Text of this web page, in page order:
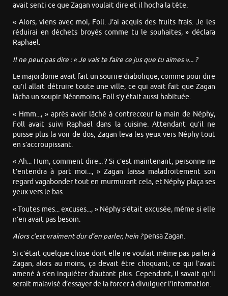
avait senti ce que Zagan voulait dire et il hocha la tête.
« Alors, viens avec moi, Foll. J’ai acquis des fruits frais. Je les
réduirai en déchets broyés comme tu le souhaites, » déclara
Raphaël.
Il ne peut pas dire : « Je vais te faire ce jus que tu aimes »... ?
Le majordome avait fait un sourire diabolique, comme pour dire
qu’il allait détruire toute une ville, ce qui avait fait que Zagan
lâcha un soupir. Néanmoins, Foll s’y était aussi habituée.
« Hmm..., » après avoir lâché à contrecœur la main de Néphy,
Foll avait suivi Raphaël dans la cuisine. Attendant qu’il ne
puisse plus la voir de dos, Zagan leva les yeux vers Néphy tout
en s’accroupissant.
« Ah... Hum, comment dire... ? Si c’est maintenant, personne ne
t’entendra à part moi..., » Zagan laissa maladroitement son
regard vagabonder tout en murmurant cela, et Néphy plaça ses
yeux vers le bas.
« Toutes mes... excuses..., » Néphy s’était excusée, même si elle
n’en avait pas besoin.
Alors c’est vraiment dur d’en parler, hein ?pensa Zagan.
Si c’était quelque chose dont elle ne voulait même pas parler à
Zagan, alors au moins, ça devait être choquant, ce qui l’avait
amené à s’en inquiéter d’autant plus. Cependant, il savait qu’il
serait malavisé d’essayer de la forcer à divulguer l’information.